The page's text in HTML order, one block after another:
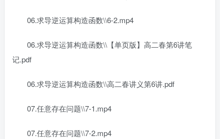
06.求导逆运算构造函数\\6-2.mp4
06.求导逆运算构造函数\\【单页版】高二春第6讲笔
记.pdf
06.求导逆运算构造函数\\高二春讲义第6讲.pdf
07.任意存在问题\\7-1.mp4
07.任意存在问题\\7-2.mp4